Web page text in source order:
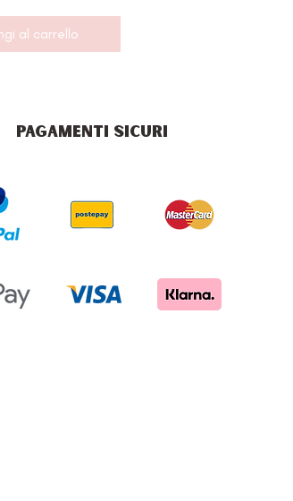
al carrello
PAGAMENTI SICURI